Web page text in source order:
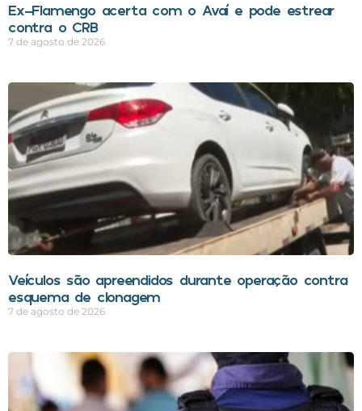
Ex-Flamengo acerta com o Avaí e pode estrear
contra o CRB
7 de agosto de 2026
Veículos são apreendidos durante operação contra
esquema de clonagem
7 de agosto de 2026